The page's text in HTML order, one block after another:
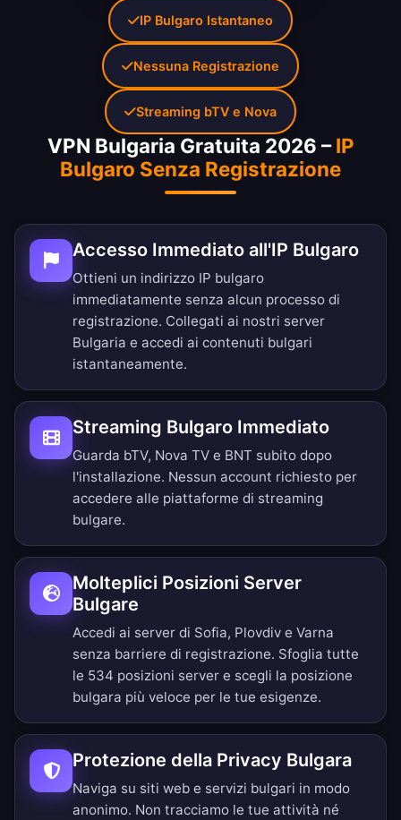
VPN Bulgaria Gratuita 2026 –IP
Bulgaro Senza Registrazione
Accesso Immediato all'IP Bulgaro
Ottieni un indirizzo IP bulgaro
immediatamente senza alcun processo di
registrazione. Collegati ai nostri server
Bulgaria e accedi ai contenuti bulgari
istantaneamente.
Streaming Bulgaro Immediato
Guarda bTV, Nova TV e BNT subito dopo
l'installazione. Nessun account richiesto per
accedere alle piattaforme di streaming
bulgare.
Molteplici Posizioni Server
Bulgare
Accedi ai server di Sofia, Plovdiv e Varna
senza barriere di registrazione. Sfoglia tutte
le 534 posizioni server e scegli la posizione
bulgara più veloce per le tue esigenze.
Protezione della Privacy Bulgara
Naviga su siti web e servizi bulgari in modo
anonimo. Non tracciamo le tue attività né
IP Bulgaro Istantaneo
Nessuna Registrazione
Streaming bTV e Nova